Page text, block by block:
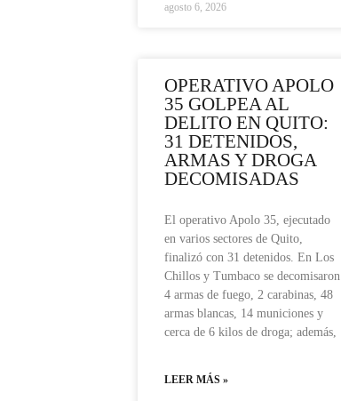
agosto 6, 2026
OPERATIVO APOLO
35 GOLPEA AL
DELITO EN QUITO:
31 DETENIDOS,
ARMAS Y DROGA
DECOMISADAS
El operativo Apolo 35, ejecutado
en varios sectores de Quito,
finalizó con 31 detenidos. En Los
Chillos y Tumbaco se decomisaron
4 armas de fuego, 2 carabinas, 48
armas blancas, 14 municiones y
cerca de 6 kilos de droga; además,
LEER MÁS »